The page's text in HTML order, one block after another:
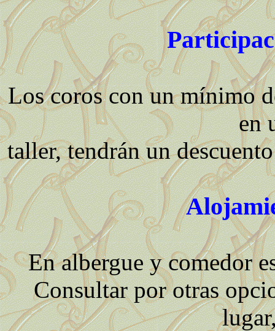
Los coros con un mínimo
en
taller, tendrán un
En albergue y comedor
Consultar por otras